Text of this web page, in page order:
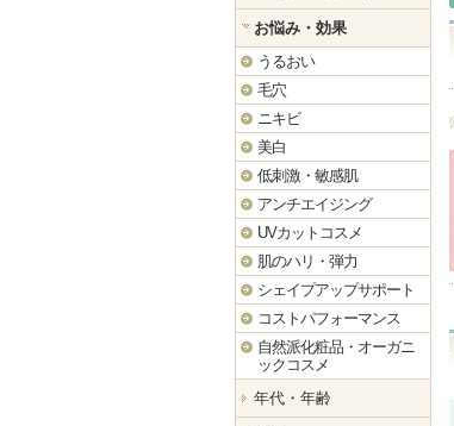
お悩み・効果
うるおい
毛穴
ニキビ
美白
低刺激・敏感肌
アンチエイジング
UVカットコスメ
肌のハリ・弾力
シェイプアップサポート
コストパフォーマンス
自然派化粧品・オーガニ
ックコスメ
年代・年齢